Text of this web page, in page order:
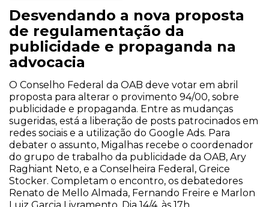
Desvendando a nova proposta
de regulamentação da
publicidade e propaganda na
advocacia
O Conselho Federal da OAB deve votar em abril
proposta para alterar o provimento 94/00, sobre
publicidade e propaganda. Entre as mudanças
sugeridas, está a liberação de posts patrocinados em
redes sociais e a utilização do Google Ads. Para
debater o assunto, Migalhas recebe o coordenador
do grupo de trabalho da publicidade da OAB, Ary
Raghiant Neto, e a Conselheira Federal, Greice
Stocker. Completam o encontro, os debatedores
Renato de Mello Almada, Fernando Freire e Marlon